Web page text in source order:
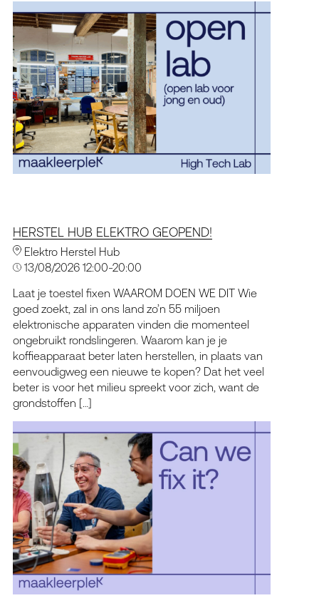
HERSTEL HUB ELEKTRO GEOPEND!
Elektro Herstel Hub
13/08/2026 12:00-20:00
Laat je toestel fixen WAAROM DOEN WE DIT Wie
goed zoekt, zal in ons land zo’n 55 miljoen
elektronische apparaten vinden die momenteel
ongebruikt rondslingeren. Waarom kan je je
koffieapparaat beter laten herstellen, in plaats van
eenvoudigweg een nieuwe te kopen? Dat het veel
beter is voor het milieu spreekt voor zich, want de
grondstoffen […]